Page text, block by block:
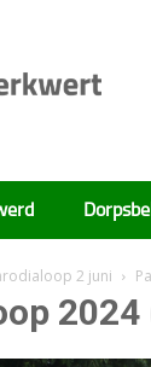
2 juni
2024